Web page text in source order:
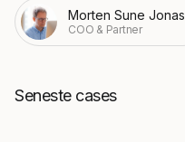
Morten Sune Jonas
COO & Partner
Seneste cases